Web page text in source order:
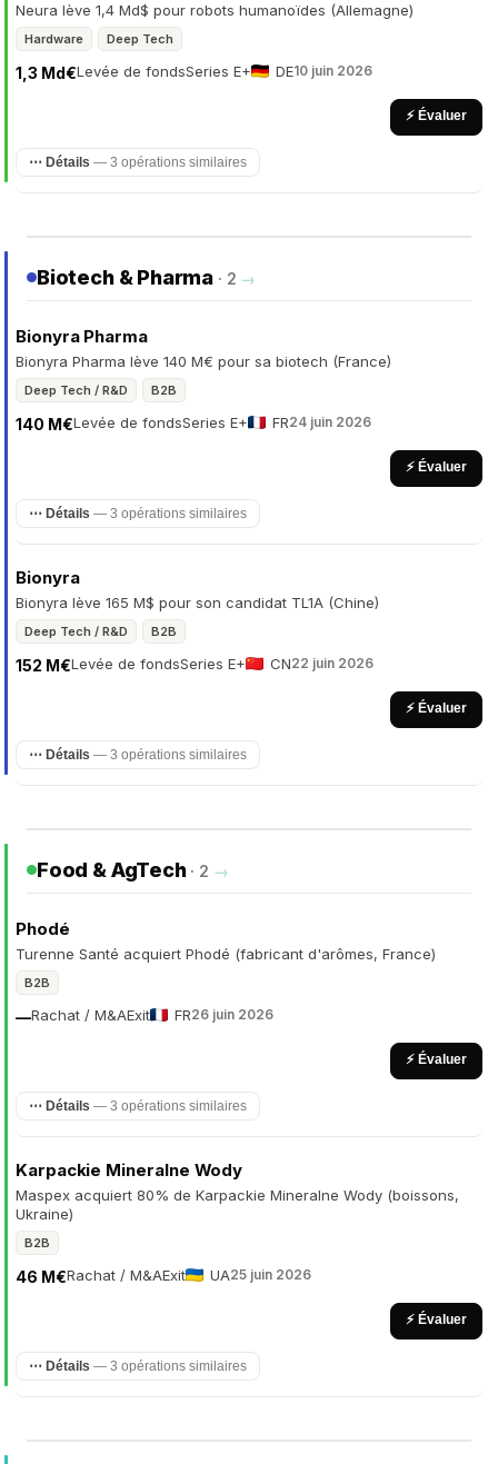
Neura lève 1,4 Md$ pour robots humanoïdes (Allemagne)
Hardware Deep Tech
Levée de fonds
1,3 Md€ Series E+ DE10 juin 2026
⚡ Évaluer
⋯ Détails — 3 opérations similaires
Biotech & Pharma · 2 →
Bionyra Pharma
Bionyra Pharma lève 140 M€ pour sa biotech (France)
Deep Tech / R&D B2B
Levée de fonds
140 M€ Series E+ FR24 juin 2026
⚡ Évaluer
⋯ Détails — 3 opérations similaires
Bionyra
Bionyra lève 165 M$ pour son candidat TL1A (Chine)
Deep Tech / R&D B2B
Levée de fonds
152 M€ Series E+ CN22 juin 2026
⚡ Évaluer
⋯ Détails — 3 opérations similaires
Food & AgTech · 2 →
Phodé
Turenne Santé acquiert Phodé (fabricant d'arômes, France)
B2B
Rachat / M&A
— Exit FR26 juin 2026
⚡ Évaluer
⋯ Détails — 3 opérations similaires
Karpackie Mineralne Wody
Maspex acquiert 80% de Karpackie Mineralne Wody (boissons,
Ukraine)
B2B
Rachat / M&A
46 M€ Exit UA25 juin 2026
⚡ Évaluer
⋯ Détails — 3 opérations similaires